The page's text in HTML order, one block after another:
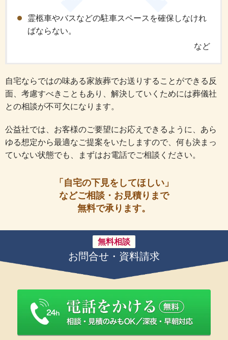
霊柩車やバスなどの駐車スペースを確保しなけれ
ばならない。
など
自宅ならではの味ある家族葬でお送りすることができる反
面、考慮すべきこともあり、解決していくためには葬儀社
との相談が不可欠になります。
公益社では、お客様のご要望にお応えできるように、あら
ゆる想定から最適なご提案をいたしますので、何も決まっ
ていない状態でも、まずはお電話でご相談ください。
「自宅の下見をしてほしい」
などご相談・お見積りまで
無料で承ります。
無料相談
お問合せ・資料請求